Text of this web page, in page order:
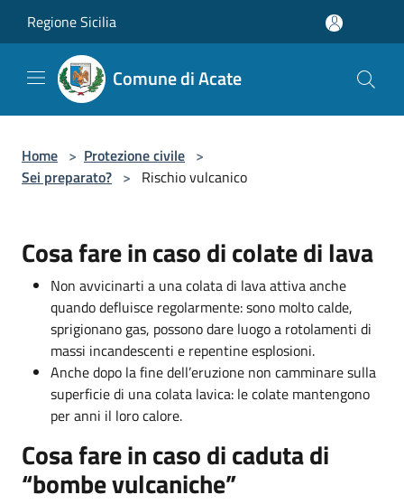
Regione Sicilia
Comune di Acate
Home > Protezione civile >
Sei preparato? > Rischio vulcanico
Cosa fare in caso di colate di lava
Non avvicinarti a una colata di lava attiva anche
quando defluisce regolarmente: sono molto calde,
sprigionano gas, possono dare luogo a rotolamenti di
massi incandescenti e repentine esplosioni.
Anche dopo la fine dell’eruzione non camminare sulla
superficie di una colata lavica: le colate mantengono
per anni il loro calore.
Cosa fare in caso di caduta di
“bombe vulcaniche”